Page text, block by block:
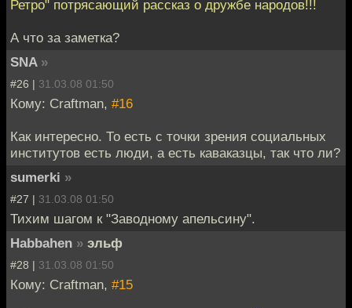
Ретро" потрясающий рассказ о дружбе народов!!!
А что за заметка?
SNA »
#26 | 31.03.08 01:50
Кому: Craftman, #16
Как интересно. То есть с точки зрения социальных
институтов есть люди, а есть каваказцы, так что ли?
sumerki »
#27 | 31.03.08 01:50
Тихим шагом к "Заводному апельсину".
Habbahen » эльф
#28 | 31.03.08 01:50
Кому: Craftman, #15